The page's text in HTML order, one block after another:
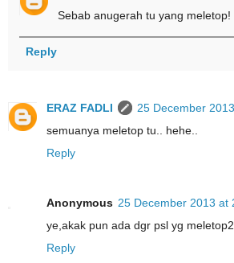
Sebab anugerah tu yang meletop!
Reply
ERAZ FADLI
25 December
semuanya meletop tu.. hehe..
Reply
Anonymous 25 December 2013 at
ye,akak pun ada dgr psl yg meletop2
Reply